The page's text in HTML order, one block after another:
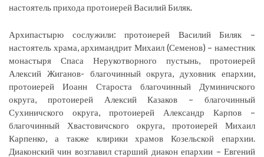
настоятель прихода протоиерей Василий Биляк.
Архипастырю сослужили: протоиерей Василий Биляк –
настоятель храма, архимандрит Михаил (Семенов) – наместник
монастыря Спаса Нерукотворного пустынь, протоиерей
Алексий Жиганов- благочинный округа, духовник епархии,
протоиерей Иоанн Староста благочинный Думиничского
округа, протоиерей Алексий Казаков – благочинный
Сухиничского округа, протоиерей Александр Карпов –
благочинный Хвастовичского округа, протоиерей Михаил
Карпенко, а также клирики храмов Козельской епархии.
Диаконский чин возглавил старший диакон епархии – Евгений